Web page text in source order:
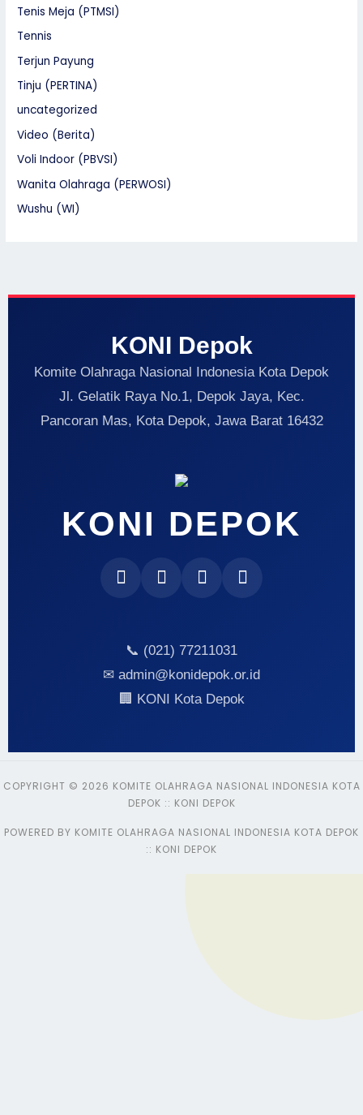
Tenis Meja (PTMSI)
Tennis
Terjun Payung
Tinju (PERTINA)
uncategorized
Video (Berita)
Voli Indoor (PBVSI)
Wanita Olahraga (PERWOSI)
Wushu (WI)
KONI Depok
Komite Olahraga Nasional Indonesia Kota Depok
Jl. Gelatik Raya No.1, Depok Jaya, Kec.
Pancoran Mas, Kota Depok, Jawa Barat 16432
KONI DEPOK
📞 (021) 77211031
✉ admin@konidepok.or.id
🏢 KONI Kota Depok
COPYRIGHT © 2026 KOMITE OLAHRAGA NASIONAL INDONESIA KOTA
DEPOK :: KONI DEPOK
POWERED BY KOMITE OLAHRAGA NASIONAL INDONESIA KOTA DEPOK
:: KONI DEPOK